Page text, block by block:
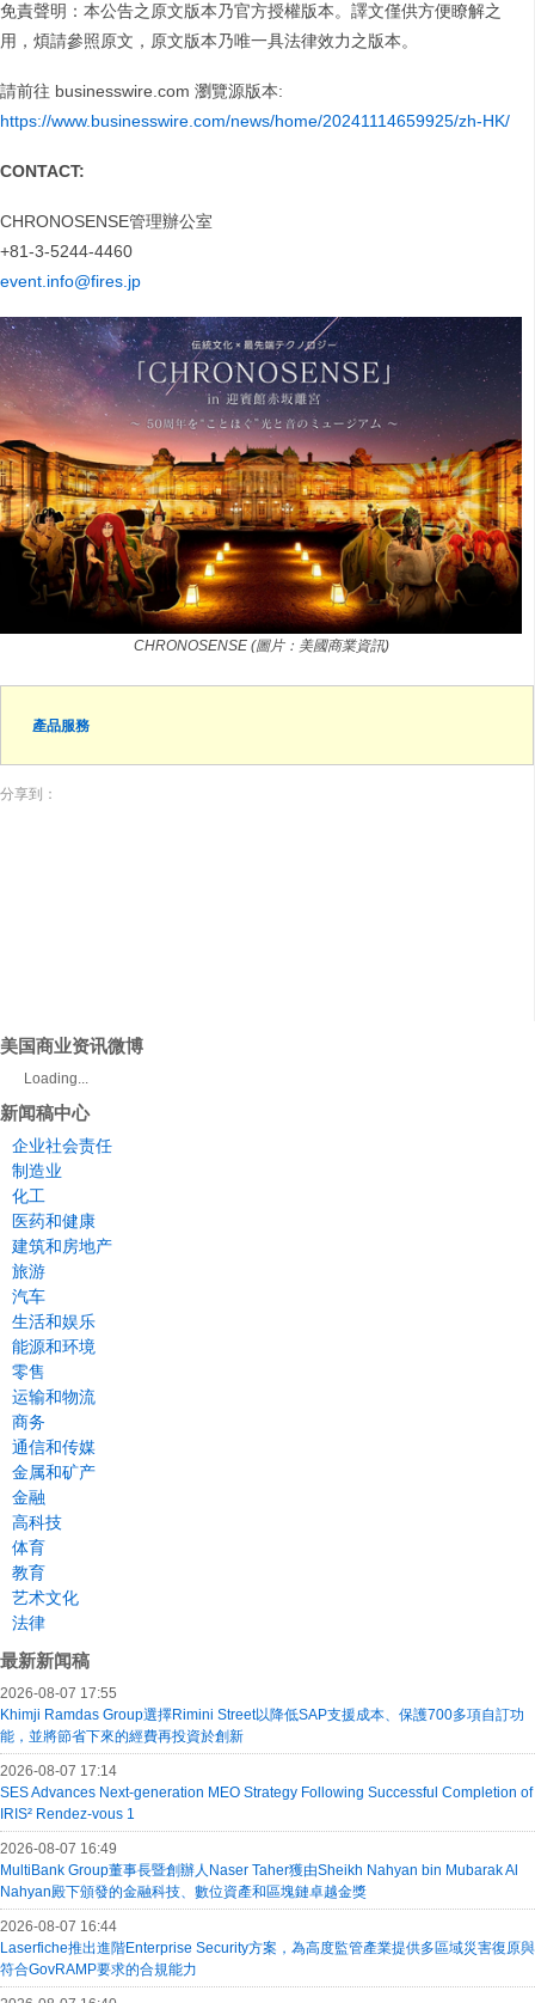
免責聲明：本公告之原文版本乃官方授權版本。譯文僅供方便瞭解之
用，煩請參照原文，原文版本乃唯一具法律效力之版本。
請前往 businesswire.com 瀏覽源版本:
https://www.businesswire.com/news/home/20241114659925/zh-HK/
CONTACT:
CHRONOSENSE管理辦公室
+81-3-5244-4460
event.info@fires.jp
CHRONOSENSE (圖片：美國商業資訊)
產品服務
分享到：
美国商业资讯微博
Loading...
新闻稿中心
企业社会责任
制造业
化工
医药和健康
建筑和房地产
旅游
汽车
生活和娱乐
能源和环境
零售
运输和物流
商务
通信和传媒
金属和矿产
金融
高科技
体育
教育
艺术文化
法律
最新新闻稿
2026-08-07 17:55
Khimji Ramdas Group選擇Rimini Street以降低SAP支援成本、保護700多項自訂功
能，並將節省下來的經費再投資於創新
2026-08-07 17:14
SES Advances Next-generation MEO Strategy Following Successful Completion of
IRIS² Rendez-vous 1
2026-08-07 16:49
MultiBank Group董事長暨創辦人Naser Taher獲由Sheikh Nahyan bin Mubarak Al
Nahyan殿下頒發的金融科技、數位資產和區塊鏈卓越金獎
2026-08-07 16:44
Laserfiche推出進階Enterprise Security方案，為高度監管產業提供多區域災害復原與
符合GovRAMP要求的合規能力